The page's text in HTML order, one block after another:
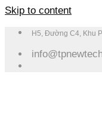
Skip to content
H5, Đường C4, Khu